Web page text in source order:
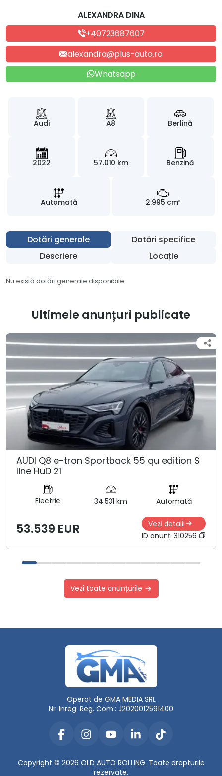
ALEXANDRA DINA
+40723687607
alexandra@plus-auto.ro
Whatsapp
Audi A8 Berlină
2022 57.010 km Benzină
Automată 2.995 cm³
Dotări generale
Dotări specifice
Descriere
Locație
Nu există dotări generale disponibile.
Ultimele anunțuri publicate
AUDI Q8 e-tron Sportback 55 qu edition S
line HuD 21
Electric 34.531 km Automată
53.539 EUR
Vezi detalii
ID anunț: 310256
Vezi toate anunțurile
Operat de GMA MEDIA SRL
Nr. Inreg. Reg. Com.: J2020012591400
Copyright © 2026 OLD AUTO ROLLING. Toate drepturile
rezervate.